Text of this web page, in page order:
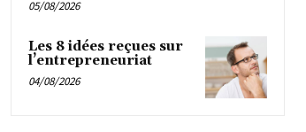
05/08/2026
Les 8 idées reçues sur
l’entrepreneuriat
04/08/2026